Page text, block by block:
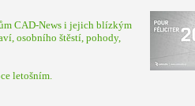
CAD-News i jejich blízkým
osobního štěstí, pohody,
letošním.